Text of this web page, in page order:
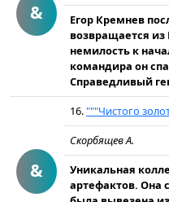
&
Егор Кремнев
возвращается
немилость к
командира он
Справедливый
&
16."""Чистого
Скорбящев А.
Уникальная
артефактов.